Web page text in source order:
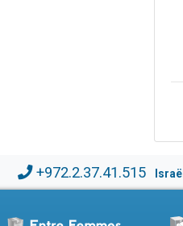
+972.2.37.41.515 Israël